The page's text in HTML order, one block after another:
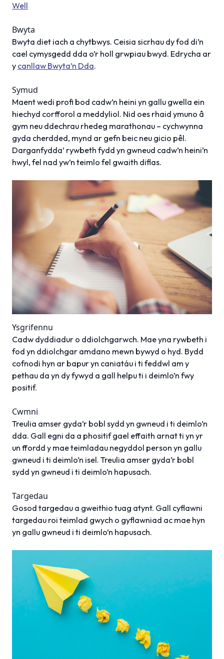
Well
Bwyta
Bwyta diet iach a chytbwys. Ceisia sicrhau dy fod di’n
cael cymysgedd dda o’r holl grwpiau bwyd. Edrycha ar
y canllaw Bwyta’n Dda.
Symud
Maent wedi profi bod cadw’n heini yn gallu gwella ein
hiechyd corfforol a meddyliol. Nid oes rhaid ymuno â
gym neu ddechrau rhedeg marathonau – cychwynna
gyda cherdded, mynd ar gefn beic neu gicio pêl.
Darganfydda’ rywbeth fydd yn gwneud cadw’n heini’n
hwyl, fel nad yw’n teimlo fel gwaith diflas.
Ysgrifennu
Cadw dyddiadur o ddiolchgarwch. Mae yna rywbeth i
fod yn ddiolchgar amdano mewn bywyd o hyd. Bydd
cofnodi hyn ar bapur yn caniatáu i ti feddwl am y
pethau da yn dy fywyd a gall helpu ti i deimlo’n fwy
positif.
Cwmni
Treulia amser gyda’r bobl sydd yn gwneud i ti deimlo’n
dda. Gall egni da a phositif gael effaith arnat ti yn yr
un ffordd y mae teimladau negyddol person yn gallu
gwneud i ti deimlo’n isel. Treulia amser gyda’r bobl
sydd yn gwneud i ti deimlo’n hapusach.
Targedau
Gosod targedau a gweithio tuag atynt. Gall cyflawni
targedau roi teimlad gwych o gyflawniad ac mae hyn
yn gallu gwneud i ti deimlo’n hapusach.